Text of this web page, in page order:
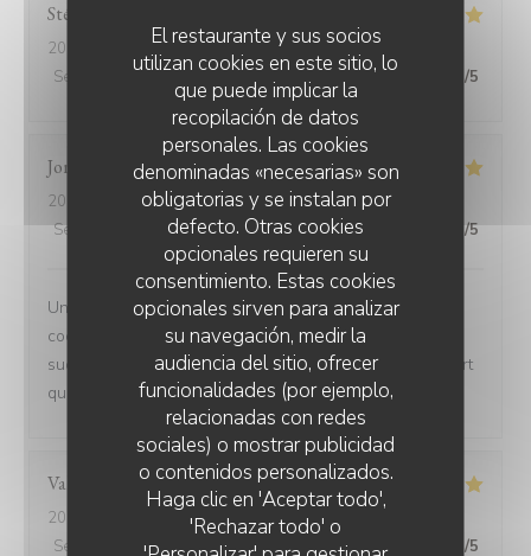
El restaurante y sus socios
utilizan cookies en este sitio, lo
que puede implicar la
recopilación de datos
personales. Las cookies
denominadas «necesarias» son
obligatorias y se instalan por
defecto. Otras cookies
opcionales requieren su
consentimiento. Estas cookies
opcionales sirven para analizar
su navegación, medir la
audiencia del sitio, ofrecer
funcionalidades (por ejemplo,
relacionadas con redes
sociales) o mostrar publicidad
o contenidos personalizados.
Haga clic en 'Aceptar todo',
'Rechazar todo' o
Stéphanie
2026-07-17
- 20:30 - Invitados 4
Servicio
/5 Ambiente:5/5 Menú :5 /5 Calidad / Precio /5
Jonathan
2026-07-11
- 12:45 - Invitados 3
Servicio
Ambiente:5/5 Menú :5/5 Calidad / Precio /5
Un peut d'attente mais cela en valait la peine, les
cocktails sont très bon la viande très tendre les sauces
succulentes et pour finir les desserts délicieux le rapport
qualité prix et très abordable.
Valérie
2026-07-08
- 12:15 - Invitados 2
Servicio
Ambiente: 5/5 Menú: 5/5 Calidad / Precio /5